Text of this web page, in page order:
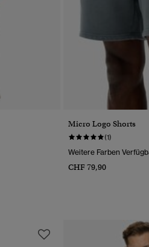
Micro Logo Shorts
(1)
Weitere Farben
CHF 79,90